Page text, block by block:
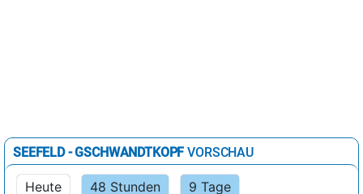
SEEFELD - GSCHWANDTKOPF VORSCHAU
Heute 48 Stunden 9 Tage